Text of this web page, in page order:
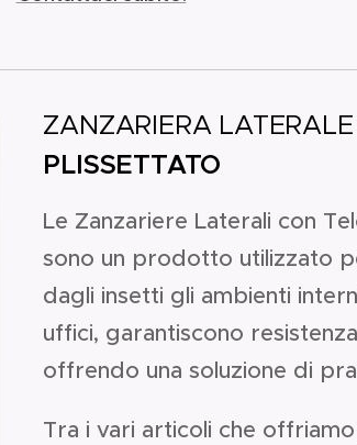
ZANZARIERA
PLISSETTATO
Le Zanzariere Laterali con
sono un prodotto utilizzato
dagli insetti gli ambienti
uffici, garantiscono
offrendo una soluzione di
Tra i vari articoli che